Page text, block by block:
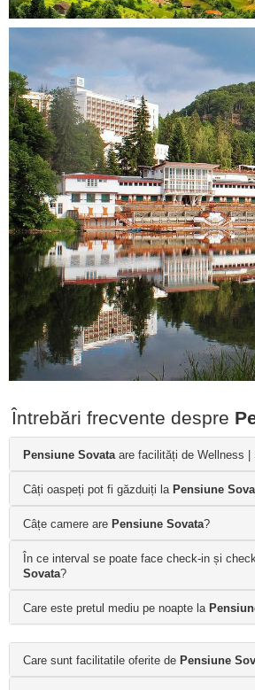
Întrebări frecvente despre
Pensiune Sovata are facilități de Wellness |
Câți oaspeți pot fi găzduiți la Pensiune
Câțe camere are Pensiune Sovata?
În ce interval se poate face check-in și
Sovata?
Care este pretul mediu pe noapte la
Care sunt facilitatile oferite de Pensiune